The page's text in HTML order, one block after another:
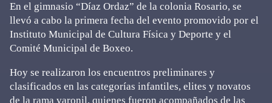
En el gimnasio “Díaz Ordaz” de la colonia Rosario, se
llevó a cabo la primera fecha del evento promovido por el
Instituto Municipal de Cultura Física y Deporte y el
Comité Municipal de Boxeo.
Hoy se realizaron los encuentros preliminares y
clasificados en las categorías infantiles, elites y novatos
de la rama varonil, quienes fueron acompañados de las